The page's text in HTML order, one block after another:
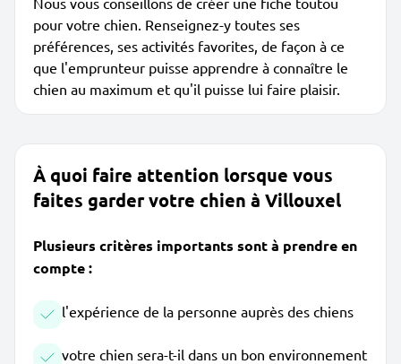
pour votre chien. Renseignez-y toutes ses
préférences, ses activités favorites, de façon à ce
que l'emprunteur puisse apprendre à connaître le
chien au maximum et qu'il puisse lui faire plaisir.
À quoi faire attention lorsque vous
faites garder votre chien à Villouxel
Plusieurs critères importants sont à prendre en
compte :
l'expérience de la personne auprès des chiens
votre chien sera-t-il dans un bon environnement